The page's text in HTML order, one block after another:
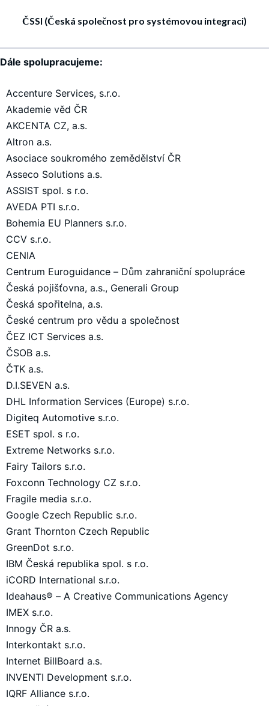
ČSSI (Česká společnost pro systémovou integraci)
Dále spolupracujeme:
Accenture Services, s.r.o.
Akademie věd ČR
AKCENTA CZ, a.s.
Altron a.s.
Asociace soukromého zemědělství ČR
Asseco Solutions a.s.
ASSIST spol. s r.o.
AVEDA PTI s.r.o.
Bohemia EU Planners s.r.o.
CCV s.r.o.
CENIA
Centrum Euroguidance – Dům zahraniční spolupráce
Česká pojišťovna, a.s., Generali Group
Česká spořitelna, a.s.
České centrum pro vědu a společnost
ČEZ ICT Services a.s.
ČSOB a.s.
ČTK a.s.
D.I.SEVEN a.s.
DHL Information Services (Europe) s.r.o.
Digiteq Automotive s.r.o.
ESET spol. s r.o.
Extreme Networks s.r.o.
Fairy Tailors s.r.o.
Foxconn Technology CZ s.r.o.
Fragile media s.r.o.
Google Czech Republic s.r.o.
Grant Thornton Czech Republic
GreenDot s.r.o.
IBM Česká republika spol. s r.o.
iCORD International s.r.o.
Ideahaus® – A Creative Communications Agency
IMEX s.r.o.
Innogy ČR a.s.
Interkontakt s.r.o.
Internet BillBoard a.s.
INVENTI Development s.r.o.
IQRF Alliance s.r.o.